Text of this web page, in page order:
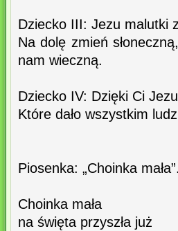
Dziecko III: Jezu malutki
Na dolę zmień
nam wieczną.
Dziecko IV: Dzięki Ci
Które dało wszystkim
Piosenka: „Choinka mała”.
Choinka mała
na święta przyszła już